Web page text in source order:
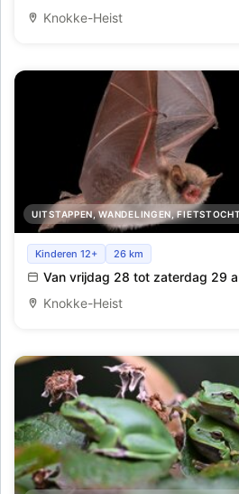
Knokke-Heist
UITSTAPPEN, WANDELINGEN,
Vleermuizenavond
Kinderen 12+ 26 km
Van vrijdag 28 tot zaterdag 29
Knokke-Heist